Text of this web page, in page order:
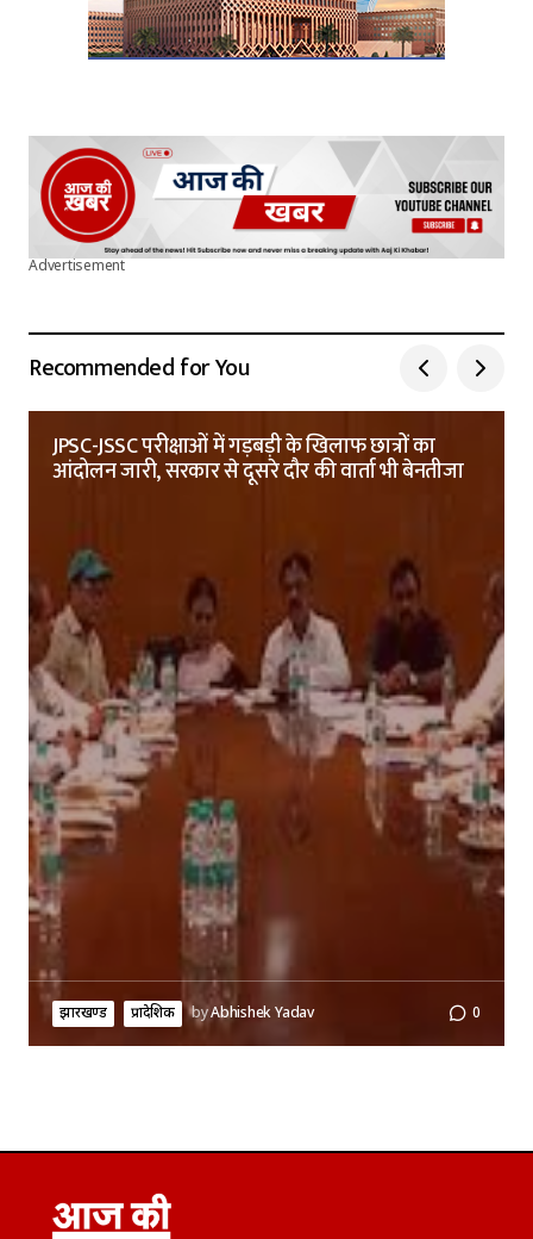
Advertisement
Recommended for You
JPSC-JSSC परीक्षाओं में गड़बड़ी के खिलाफ छात्रों का
आंदोलन जारी, सरकार से दूसरे दौर की वार्ता भी बेनतीजा
झारखण्ड प्रादेशिक byAbhishek Yadav 0